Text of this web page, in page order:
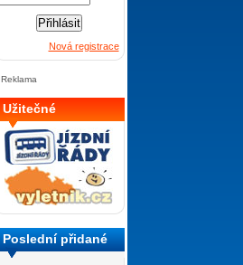
Nová registrace
Reklama
Užitečné
Poslední přidané